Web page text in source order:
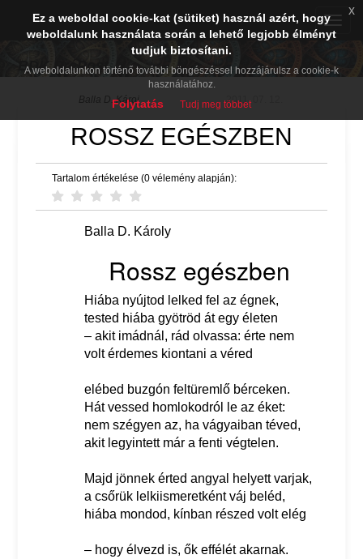
Toggle
BDK PréPost
Balla D. Károj 2011. 07. 12.
ROSSZ EGÉSZBEN
Tartalom értékelése (0 vélemény alapján):
Balla D. Károly
Rossz egészben
Hiába nyújtod lelked fel az égnek,
tested hiába gyötröd át egy életen
– akit imádnál, rád olvassa: érte nem
volt érdemes kiontani a véred
elébed buzgón feltüremlő bérceken.
Hát vessed homlokodról le az éket:
nem szégyen az, ha vágyaiban téved,
akit legyintett már a fenti végtelen.
Majd jönnek érted angyal helyett varjak,
a csőrük lelkiismeretként váj beléd,
hiába mondod, kínban részed volt elég
– hogy élvezd is, ők effélét akarnak.
Ez a weboldal cookie-kat (sütiket) használ azért, hogy
weboldalunk használata során a lehető legjobb élményt
tudjuk biztosítani.
A weboldalunkon történő további böngészéssel hozzájárulsz a cookie-k
használatához.
Folytatás Tudj meg többet
x